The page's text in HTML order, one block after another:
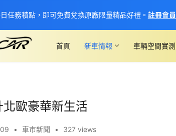
首頁 新車情報 車輛空間實測
歐豪華新生活
• 車市新聞 • 327 views
日任務積點，即可免費兌換原廠限量精品好禮。 註冊會員